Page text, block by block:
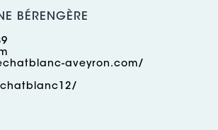
BÉRENGÈRE
aveyron.com/